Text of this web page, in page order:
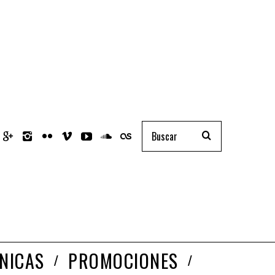
PROMOCIONES